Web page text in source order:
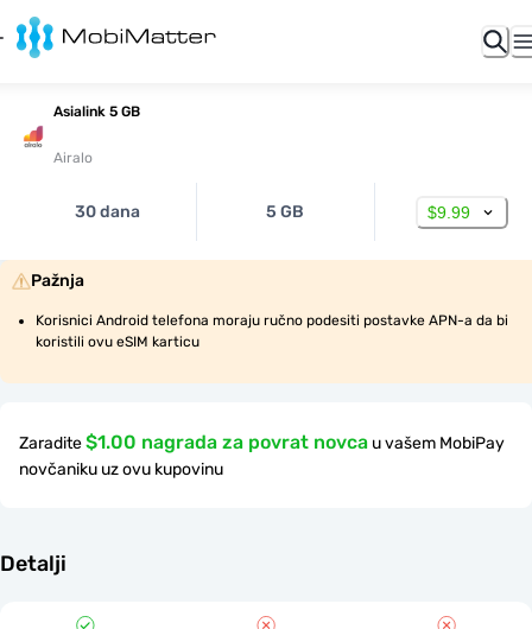
Asialink 5 GB
Airalo
30 dana 5 GB $9.99
Pažnja
Korisnici Android telefona moraju ručno podesiti postavke APN-a da bi
koristili ovu eSIM karticu
Zaradite$1.00 nagrada za povrat novca u vašem MobiPay
novčaniku uz ovu kupovinu
Detalji